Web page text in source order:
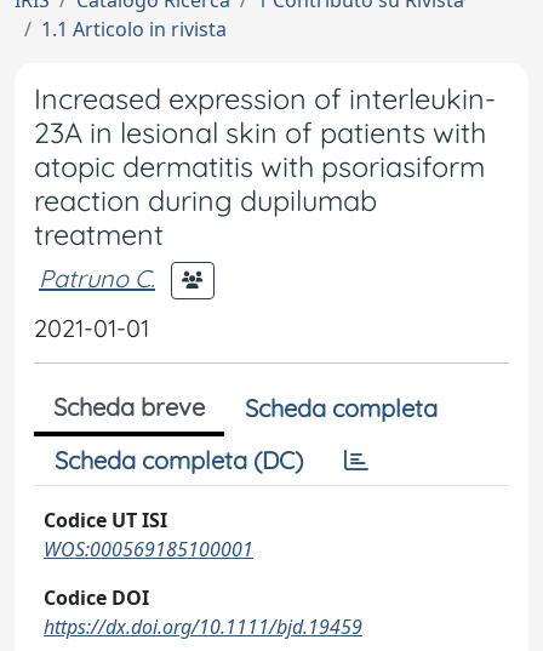
1.1 Articolo in rivista
Increased expression of interleukin-
23A in lesional skin of patients with
atopic dermatitis with psoriasiform
reaction during dupilumab
treatment
Patruno C.
2021-01-01
Scheda breve
Scheda completa
Scheda completa (DC)
Codice UT ISI
WOS:000569185100001
Codice DOI
https://dx.doi.org/10.1111/bjd.19459